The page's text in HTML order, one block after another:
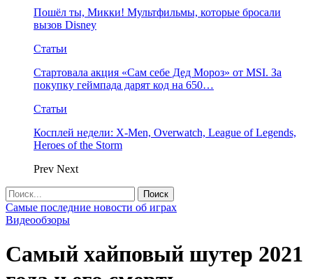
Пошёл ты, Микки! Мультфильмы, которые бросали
вызов Disney
Статьи
Стартовала акция «Сам себе Дед Мороз» от MSI. За
покупку геймпада дарят код на 650…
Статьи
Косплей недели: X-Men, Overwatch, League of Legends,
Heroes of the Storm
Prev Next
Самые последние новости об играх
Видеообзоры
Самый хайповый шутер 2021